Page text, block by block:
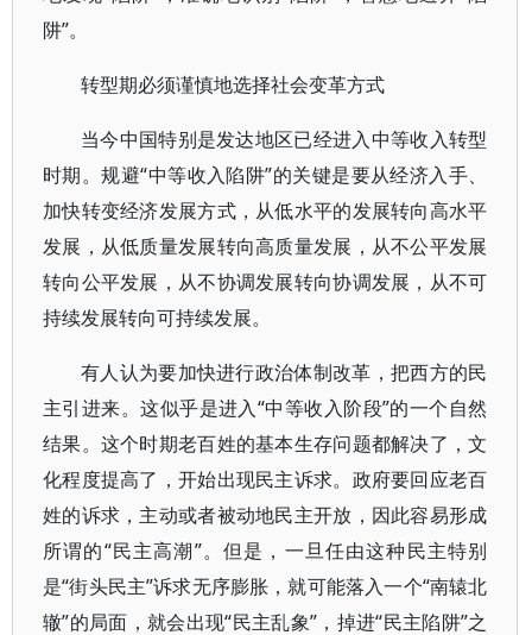
阱”。
转型期必须谨慎地选择社会变革方式
当今中国特别是发达地区已经进入中等收入转型
时期。规避“中等收入陷阱”的关键是要从经济入手、
加快转变经济发展方式，从低水平的发展转向高水平
发展，从低质量发展转向高质量发展，从不公平发展
转向公平发展，从不协调发展转向协调发展，从不可
持续发展转向可持续发展。
有人认为要加快进行政治体制改革，把西方的民
主引进来。这似乎是进入“中等收入阶段”的一个自然
结果。这个时期老百姓的基本生存问题都解决了，文
化程度提高了，开始出现民主诉求。政府要回应老百
姓的诉求，主动或者被动地民主开放，因此容易形成
所谓的“民主高潮”。但是，一旦任由这种民主特别
是“街头民主”诉求无序膨胀，就可能落入一个“南辕北
辙”的局面，就会出现“民主乱象”，掉进“民主陷阱”之